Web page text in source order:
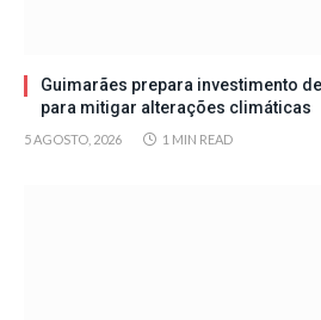
Guimarães prepara investimento
para mitigar alterações climáticas
5 AGOSTO, 2026 1 MIN READ